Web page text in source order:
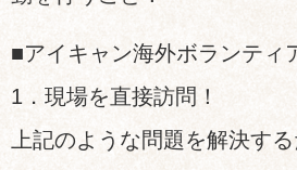
■アイキャン海外ボランティ
1．現場を直接訪問！
上記のような問題を解決す